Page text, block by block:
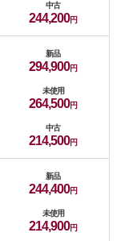
中古
244,200
新品
294,900
未使用
264,500
中古
214,500
新品
244,400
未使用
214,900